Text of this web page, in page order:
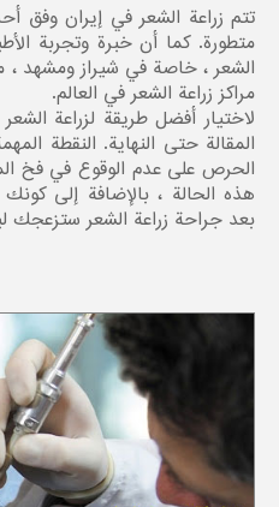
تتم زراعة الشعر في إيران وفق
متطورة. كما أن خبرة وتجربة
الشعر ، خاصة في شيراز ومشهد ،
مراكز زراعة الشعر في العالم.
لاختيار أفضل طريقة لزراعة
المقالة حتى النهاية. النقطة
الحرص على عدم الوقوع في فخ
هذه الحالة ، بالإضافة إلى
بعد جراحة زراعة الشعر ستزعجك